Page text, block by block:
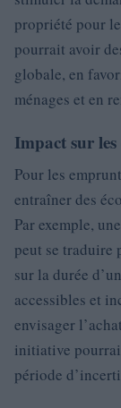
propriété pour
pourrait avoir
globale, en
ménages et en
Impact sur
Pour les
entraîner des
Par exemple,
peut se traduire
sur la durée
accessibles et
envisager
initiative
période